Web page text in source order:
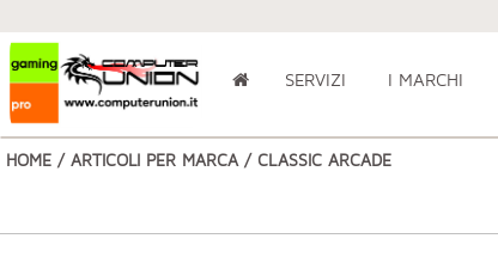
SERVIZI I MARCHI
HOME / ARTICOLI PER MARCA / CLASSIC ARCADE